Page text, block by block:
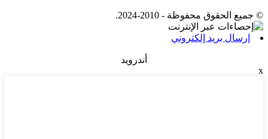
© جميع الحقوق محفوظة - 2010-2024.
إرسال بريد إلكتروني
أندرويد
x